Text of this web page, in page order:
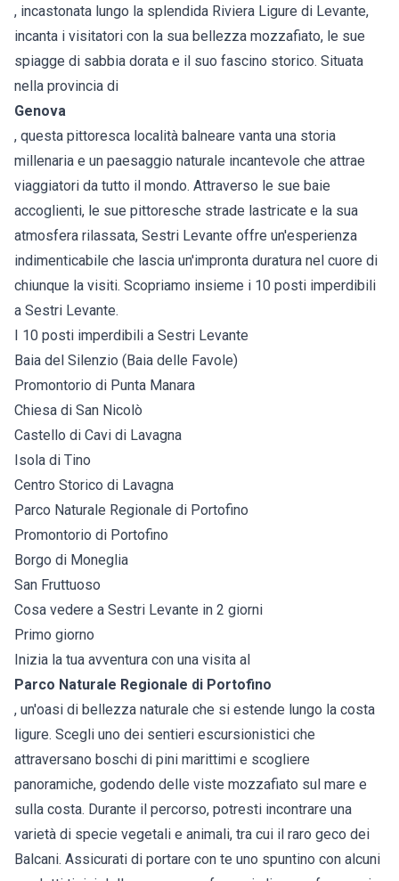
, incastonata lungo la splendida Riviera Ligure di Levante,
incanta i visitatori con la sua bellezza mozzafiato, le sue
spiagge di sabbia dorata e il suo fascino storico. Situata
nella provincia di
Genova
, questa pittoresca località balneare vanta una storia
millenaria e un paesaggio naturale incantevole che attrae
viaggiatori da tutto il mondo. Attraverso le sue baie
accoglienti, le sue pittoresche strade lastricate e la sua
atmosfera rilassata, Sestri Levante offre un'esperienza
indimenticabile che lascia un'impronta duratura nel cuore di
chiunque la visiti. Scopriamo insieme i 10 posti imperdibili
a Sestri Levante.
I 10 posti imperdibili a Sestri Levante
Baia del Silenzio (Baia delle Favole)
Promontorio di Punta Manara
Chiesa di San Nicolò
Castello di Cavi di Lavagna
Isola di Tino
Centro Storico di Lavagna
Parco Naturale Regionale di Portofino
Promontorio di Portofino
Borgo di Moneglia
San Fruttuoso
Cosa vedere a Sestri Levante in 2 giorni
Primo giorno
Inizia la tua avventura con una visita al
Parco Naturale Regionale di Portofino
, un'oasi di bellezza naturale che si estende lungo la costa
ligure. Scegli uno dei sentieri escursionistici che
attraversano boschi di pini marittimi e scogliere
panoramiche, godendo delle viste mozzafiato sul mare e
sulla costa. Durante il percorso, potresti incontrare una
varietà di specie vegetali e animali, tra cui il raro geco dei
Balcani. Assicurati di portare con te uno spuntino con alcuni